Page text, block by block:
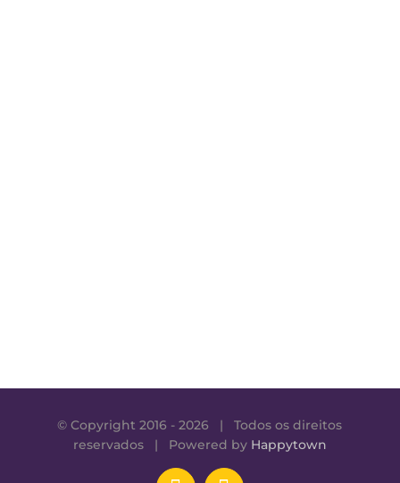
© Copyright 2016 -2026 | Todos os direitos
reservados | Powered by Happytown